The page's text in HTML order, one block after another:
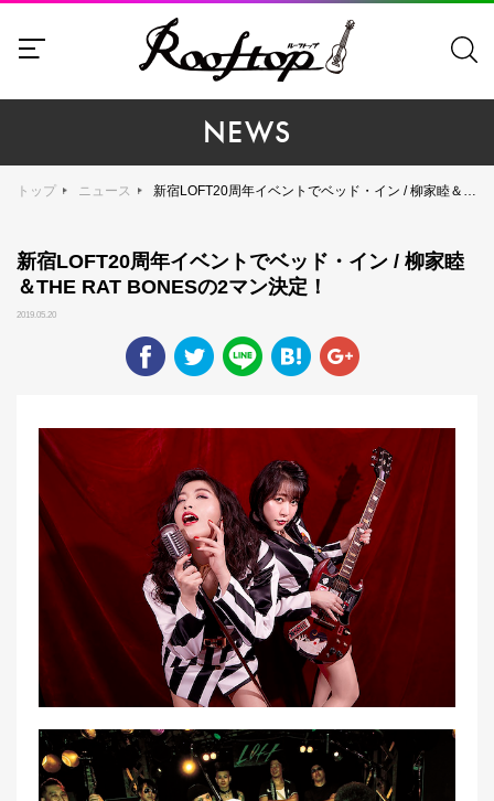
NEWS
トップ ニュース 新宿LOFT20周年イベントでベッド・イン / 柳家睦＆THE RAT BONESの2マン決定！
新宿LOFT20周年イベントでベッド・イン / 柳家睦
＆THE RAT BONESの2マン決定！
2019.05.20